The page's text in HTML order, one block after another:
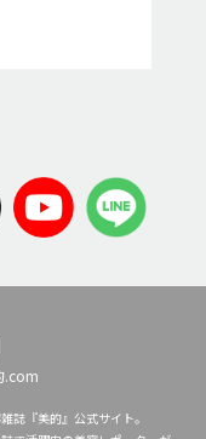
.com
誌『美的』公式サイト。